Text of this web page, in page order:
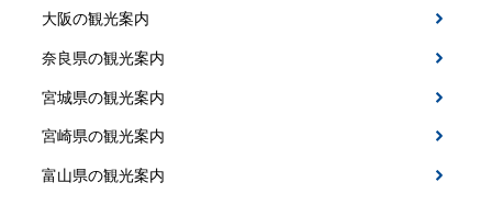
大阪の観光案内
奈良県の観光案内
宮城県の観光案内
宮崎県の観光案内
富山県の観光案内